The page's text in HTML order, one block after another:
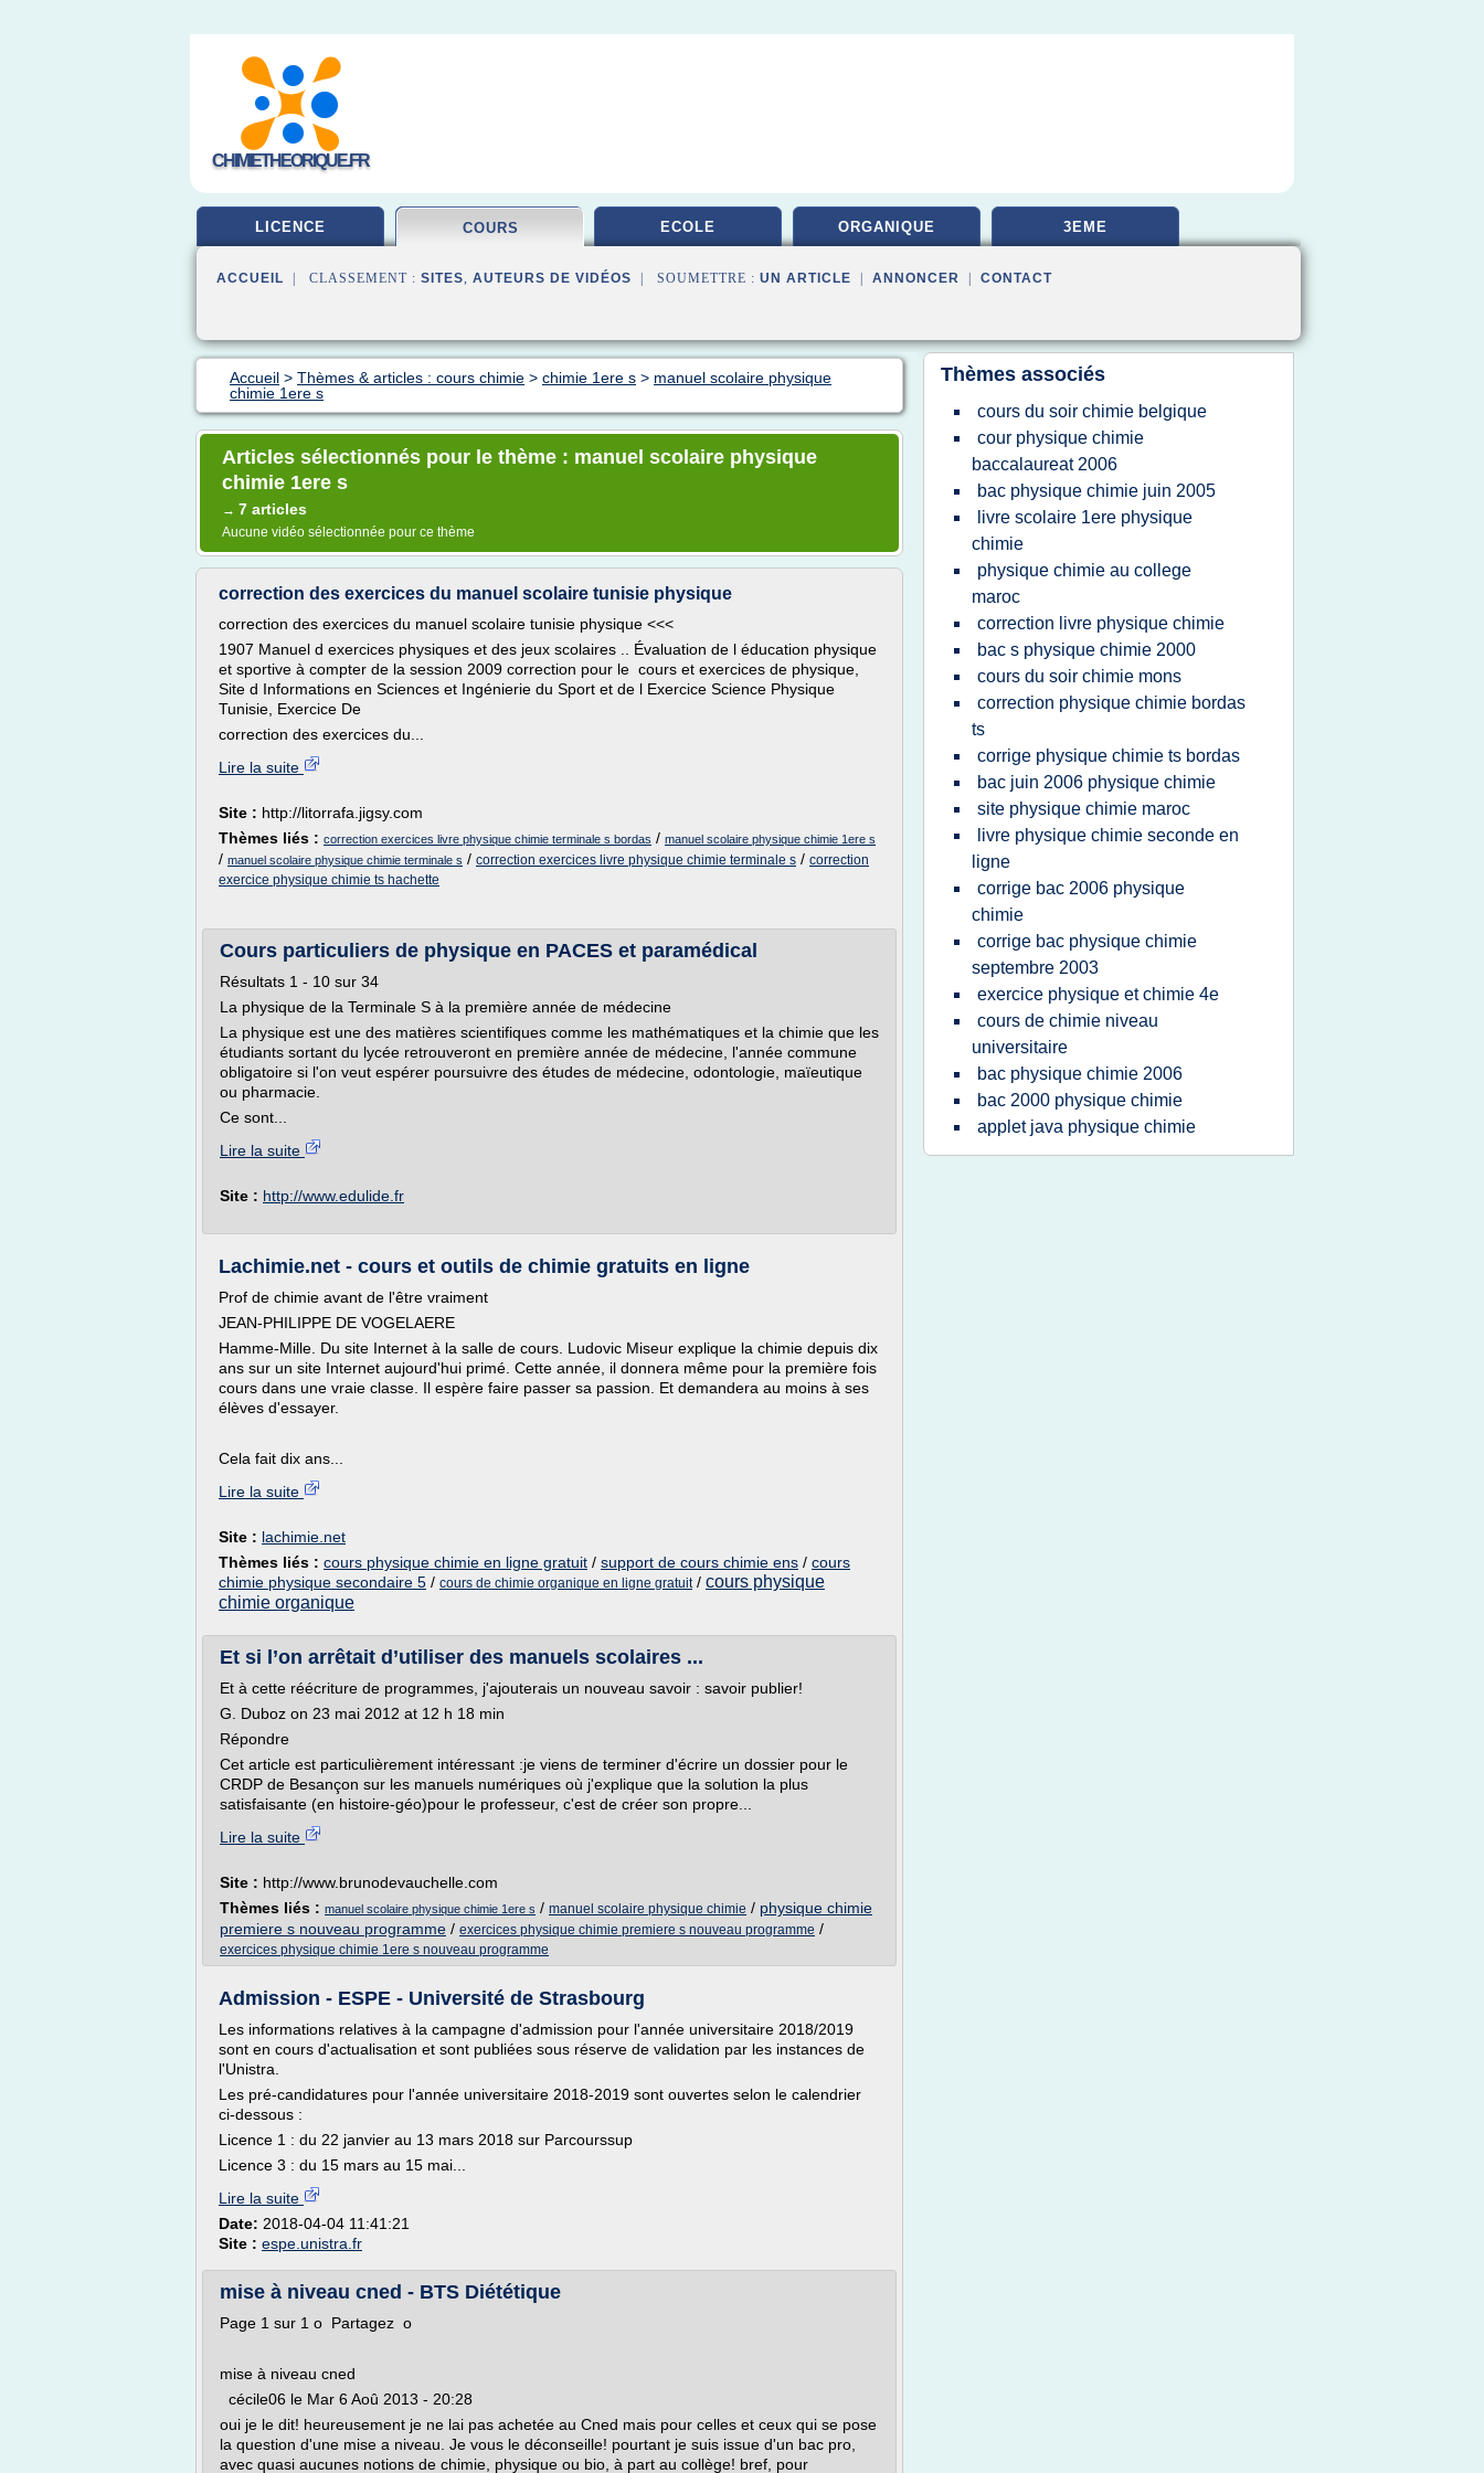
CHIMIETHEORIQUE.FR
LICENCE COURS ECOLE ORGANIQUE 3EME
ACCUEIL | CLASSEMENT : SITES, AUTEURS DE VIDÉOS | SOUMETTRE : UN ARTICLE ANNONCER CONTACT
Accueil > Thèmes & articles : cours chimie > chimie 1ere s > manuel scolaire physique
chimie 1ere s
Articles sélectionnés pour le thème : manuel scolaire physique
chimie 1ere s
→ 7 articles
Aucune vidéo sélectionnée pour ce thème
correction des exercices du manuel scolaire tunisie physique
correction des exercices du manuel scolaire tunisie physique <<<
1907 Manuel d exercices physiques et des jeux scolaires .. Évaluation de l éducation physique
et sportive à compter de la session 2009 correction pour le cours et exercices de physique,
Site d Informations en Sciences et Ingénierie du Sport et de l Exercice Science Physique
Tunisie, Exercice De
correction des exercices du...
Lire la suite
Site : http://litorrafa.jigsy.com
Thèmes liés : correction exercices livre physique chimie terminale s bordas / manuel scolaire physique chimie 1ere s
/ manuel scolaire physique chimie terminale s / correction exercices livre physique chimie terminale s / correction
exercice physique chimie ts hachette
Cours particuliers de physique en PACES et paramédical
Résultats 1 - 10 sur 34
La physique de la Terminale S à la première année de médecine
La physique est une des matières scientifiques comme les mathématiques et la chimie que les
étudiants sortant du lycée retrouveront en première année de médecine, l'année commune
obligatoire si l'on veut espérer poursuivre des études de médecine, odontologie, maïeutique
ou pharmacie.
Ce sont...
Lire la suite
Site : http://www.edulide.fr
Lachimie.net - cours et outils de chimie gratuits en ligne
Prof de chimie avant de l'être vraiment
JEAN-PHILIPPE DE VOGELAERE
Hamme-Mille. Du site Internet à la salle de cours. Ludovic Miseur explique la chimie depuis dix
ans sur un site Internet aujourd'hui primé. Cette année, il donnera même pour la première fois
cours dans une vraie classe. Il espère faire passer sa passion. Et demandera au moins à ses
élèves d'essayer.
Cela fait dix ans...
Lire la suite
Site : lachimie.net
Thèmes liés : cours physique chimie en ligne gratuit / support de cours chimie ens / cours
chimie physique secondaire 5 / cours de chimie organique en ligne gratuit/ cours physique
chimie organique
Et si l’on arrêtait d’utiliser des manuels scolaires ...
Et à cette réécriture de programmes, j'ajouterais un nouveau savoir : savoir publier!
G. Duboz on 23 mai 2012 at 12 h 18 min
Répondre
Cet article est particulièrement intéressant :je viens de terminer d'écrire un dossier pour le
CRDP de Besançon sur les manuels numériques où j'explique que la solution la plus
satisfaisante (en histoire-géo)pour le professeur, c'est de créer son propre...
Lire la suite
Site : http://www.brunodevauchelle.com
Thèmes liés : manuel scolaire physique chimie 1ere s / manuel scolaire physique chimie / physique chimie
premiere s nouveau programme / exercices physique chimie premiere s nouveau programme /
exercices physique chimie 1ere s nouveau programme
Admission - ESPE - Université de Strasbourg
Les informations relatives à la campagne d'admission pour l'année universitaire 2018/2019
sont en cours d'actualisation et sont publiées sous réserve de validation par les instances de
l'Unistra.
Les pré-candidatures pour l'année universitaire 2018-2019 sont ouvertes selon le calendrier
ci-dessous :
Licence 1 : du 22 janvier au 13 mars 2018 sur Parcourssup
Licence 3 : du 15 mars au 15 mai...
Lire la suite
Date: 2018-04-04 11:41:21
Site : espe.unistra.fr
mise à niveau cned - BTS Diététique
Page 1 sur 1 o Partagez o
mise à niveau cned
cécile06 le Mar 6 Aoû 2013 - 20:28
oui je le dit! heureusement je ne lai pas achetée au Cned mais pour celles et ceux qui se pose
la question d'une mise a niveau. Je vous le déconseille! pourtant je suis issue d'un bac pro,
avec quasi aucunes notions de chimie, physique ou bio, à part au collège! bref, pour
Thèmes associés
cours du soir chimie belgique
cour physique chimie
baccalaureat 2006
bac physique chimie juin 2005
livre scolaire 1ere physique
chimie
physique chimie au college
maroc
correction livre physique chimie
bac s physique chimie 2000
cours du soir chimie mons
correction physique chimie bordas
ts
corrige physique chimie ts bordas
bac juin 2006 physique chimie
site physique chimie maroc
livre physique chimie seconde en
ligne
corrige bac 2006 physique
chimie
corrige bac physique chimie
septembre 2003
exercice physique et chimie 4e
cours de chimie niveau
universitaire
bac physique chimie 2006
bac 2000 physique chimie
applet java physique chimie